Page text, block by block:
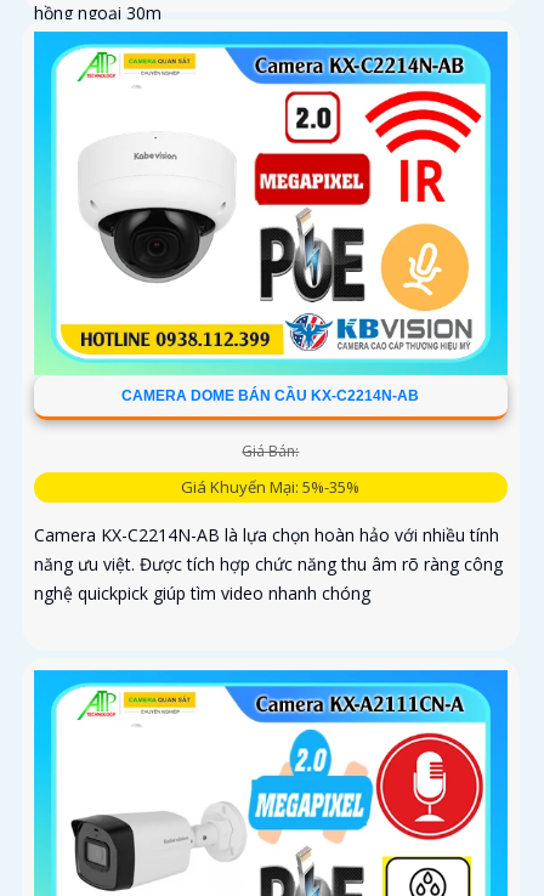
hồng ngoại 30m
CAMERA DOME BÁN CẦU KX-C2214N-AB
Giá Bán:
Giá Khuyến Mại: 5%-35%
Camera KX-C2214N-AB là lựa chọn hoàn hảo với nhiều tính
năng ưu việt. Được tích hợp chức năng thu âm rõ ràng công
nghệ quickpick giúp tìm video nhanh chóng